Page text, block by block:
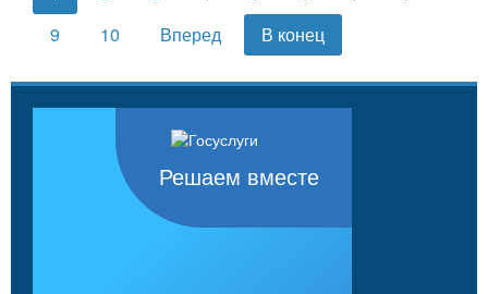
9
10 Вперед В конец
Решаем вместе